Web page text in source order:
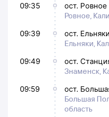
09:35
ост. Ровное
Ровное,
09:39
ост. Ельняки
Ельняки,
09:49
ост.
Знаменск,
09:59
ост.
Большая
область